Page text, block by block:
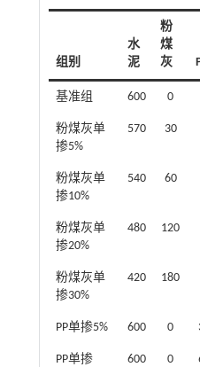
组别
水
泥
粉
煤
灰
基准组 600 0
粉煤灰单
掺5%
570 30
粉煤灰单
掺10%
540 60
粉煤灰单
掺20%
480 120
粉煤灰单
掺30%
420 180
PP单掺5% 600 0
PP单掺
600 0